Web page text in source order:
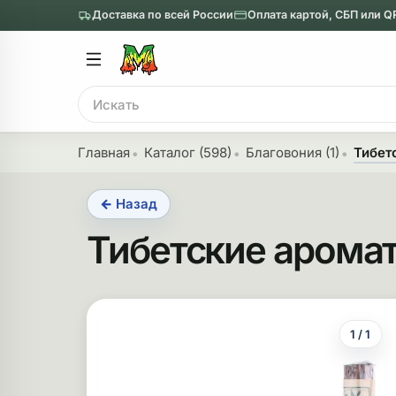
Доставка по всей России Оплата картой, СБП или
Поиск
Главное меню
Трубки
Металлические
Выпариватели
Деревянные
Главная Каталог (598) Благовония (1)
← Назад
Тибетские
1 / 1